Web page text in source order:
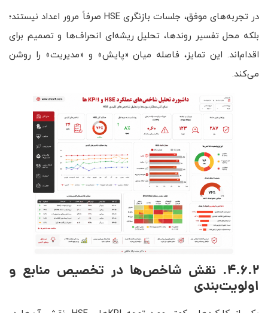
در تجربه‌های موفق، جلسات بازنگری HSE صرفاً مرور اعداد نیستند؛
بلکه محل تفسیر روندها، تحلیل ریشه‌ای انحراف‌ها و تصمیم برای
اقدام‌اند. این تمایز، فاصله میان «پایش» و «مدیریت» را روشن
می‌کند.
4.6.2. نقش شاخص‌ها در تخصیص منابع و
اولویت‌بندی